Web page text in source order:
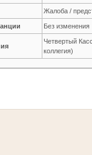
Жалоба /
Без изменения
Четвертый
коллегия)